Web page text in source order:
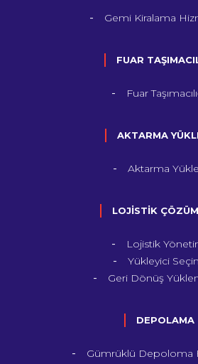
Gemi Kiralama
FUAR
Fuar
AKTARMA
Aktarma
LOJİSTİK
Lojistik
Yükleyici
Geri Dönüş
DEPOLAMA
Gümrüklü Depoloma